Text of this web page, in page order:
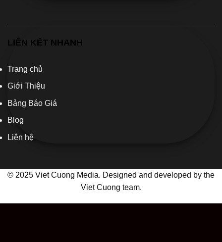
LIÊN KẾT NHANH
Trang chủ
Giới Thiệu
Bảng Báo Giá
Blog
Liên hệ
© 2025 Viet Cuong Media. Designed and developed by the
Viet Cuong team.